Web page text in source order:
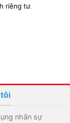
riêng tư.
nhân sự